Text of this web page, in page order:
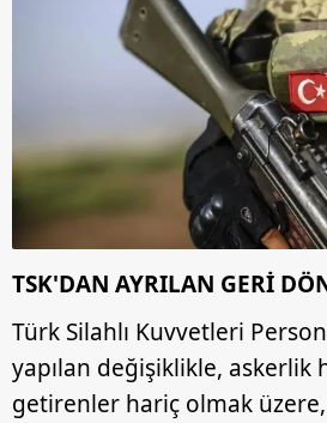
TSK'DAN AYRILAN GERİ
Türk Silahlı Kuvvetleri
yapılan değişiklikle, askerlik
getirenler hariç olmak